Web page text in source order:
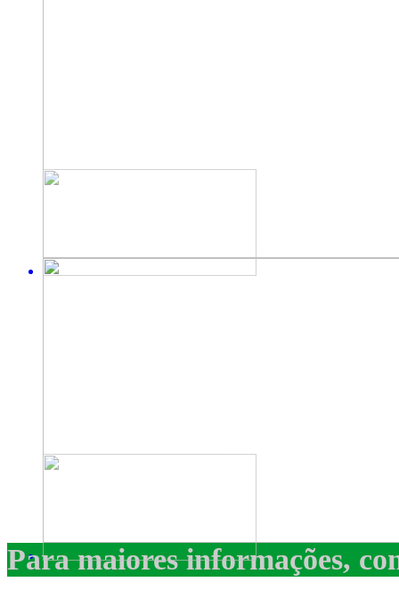
Para maiores informações,